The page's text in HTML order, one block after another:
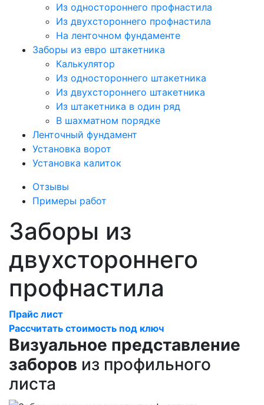
Из одностороннего профнастила
Из двухстороннего профнастила
На ленточном фундаменте
Заборы из евро штакетника
Калькулятор
Из одностороннего штакетника
Из двухстороннего штакетника
Из штакетника в один ряд
В шахматном порядке
Ленточный фундамент
Установка ворот
Установка калиток
Отзывы
Примеры работ
Заборы из
двухстороннего
профнастила
Прайс лист
Рассчитать стоимость под ключ
Визуальное представление
заборов из профильного
листа